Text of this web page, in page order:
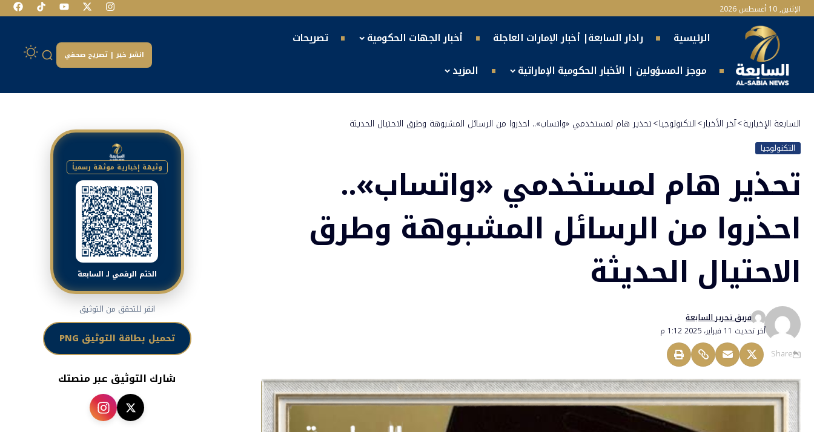
الإثنين, 10 أغسطس 2026
الرئيسية رادار السابعة| أخبار الإمارات العاجلة أخبار الجهات الحكومية
تصريحات
موجز المسؤولين | الأخبار الحكومية الإماراتية
المزيد
انشر خبر | تصريح صحفي
السابعة الإخبارية>آخر الأخبار>التكنولوجيا>تحذير هام لمستخدمي «واتساب».. احذروا من الرسائل المشبوهة وطرق الاحتيال الحديثة
التكنولوجيا
تحذير هام لمستخدمي «واتساب»..
احذروا من الرسائل المشبوهة وطرق
الاحتيال الحديثة
أخر تحديث 11 فبراير، 2025 1:12 م
فريق تحرير السابعة
Share
وثيقة إخبارية موثقة رسمياً
الختم الرقمي لـ السابعة
انقر للتحقق من التوثيق
تحميل بطاقة التوثيق PNG
شارك التوثيق عبر منصتك